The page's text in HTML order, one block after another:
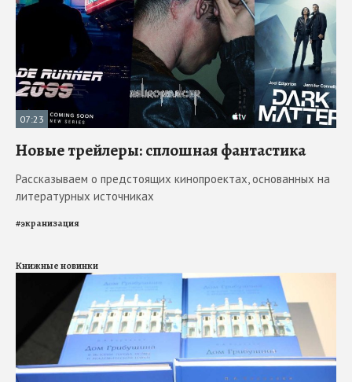
07:23
Новые трейлеры: сплошная фантастика
Рассказываем о предстоящих кинопроектах, основанных на
литературных источниках
#экранизация
Книжные новинки